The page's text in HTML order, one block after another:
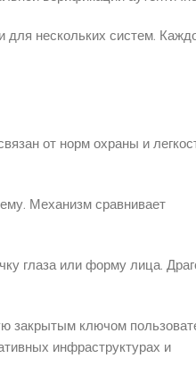
для нескольких систем.
от норм охраны и
Механизм сравнивает
глаза или форму лица.
закрытым ключом
инфраструктурах и